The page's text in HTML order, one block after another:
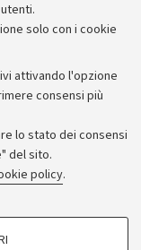
solo con i cookie
attivando l'opzione
consensi più
lo stato dei consensi
del sito.
policy.